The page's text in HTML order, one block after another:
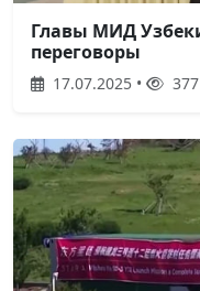
Главы МИД
переговоры
17.07.2025 • 377